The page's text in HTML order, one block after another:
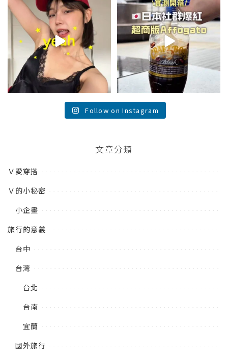
夏日穿搭最需要單品！...
754 43
🍨☕️/
🏷️#吉推日本🇯🇵...
116 26
Follow on Instagram
文章分類
Ｖ愛穿搭
Ｖ的小秘密
小企畫
旅行的意義
台中
台灣
台北
台南
宜蘭
國外旅行